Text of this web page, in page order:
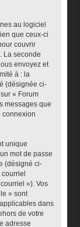
au logiciel
que ceux-ci
couvrir
La seconde
envoyez et
à : la
(désignée ci-
« Forum
messages que
connexion
unique
mot de passe
(désigné ci-
»). Vos
» sont
dans
de votre
adresse